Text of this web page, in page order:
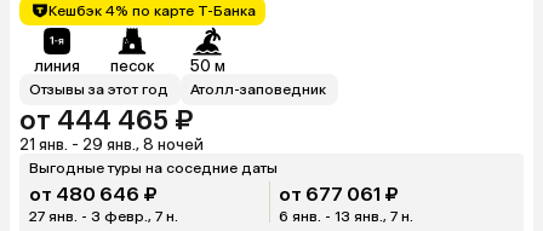
Кешбэк 4% по карте Т-Банка
линия песок 50 м
Отзывы за этот год Атолл-заповедник
от 444 465 ₽
21 янв. - 29 янв., 8 ночей
Выгодные туры на соседние даты
от 480 646 ₽
27 янв. - 3 февр., 7 н.
от 677 061 ₽
6 янв. - 13 янв., 7 н.